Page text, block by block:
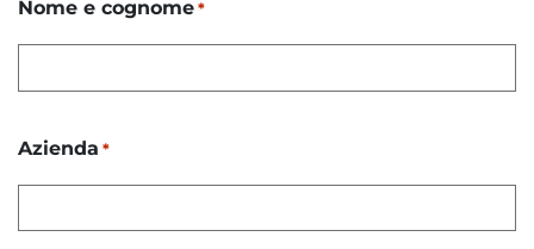
Nome e cognome *
Azienda *